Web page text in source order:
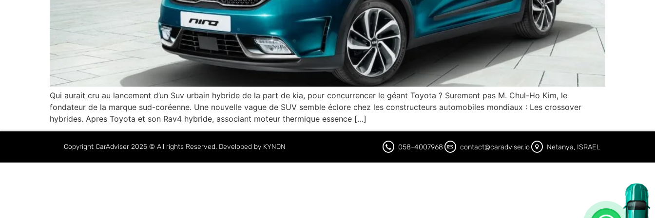
Qui aurait cru au lancement d’un Suv urbain hybride de la part de kia, pour concurrencer le géant Toyota ? Surement pas M. Chul-Ho Kim, le
fondateur de la marque sud-coréenne. Une nouvelle vague de SUV semble éclore chez les constructeurs automobiles mondiaux : Les crossover
hybrides. Apres Toyota et son Rav4 hybride, associant moteur thermique essence […]
Copyright CarAdviser 2025 © All rights Reserved. Developed by KYNON 058-4007968 contact@caradviser.io Netanya, ISRAEL